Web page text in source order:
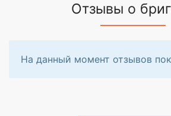
Отзывы о
На данный момент отзывов